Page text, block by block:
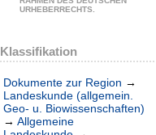
URHEBERRECHTS.
Klassifikation
Dokumente zur Region →
Landeskunde (allgemein.
Geo- u. Biowissenschaften)
→ Allgemeine